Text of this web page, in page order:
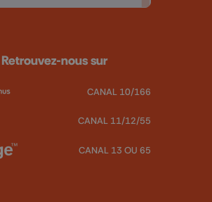
Retrouvez-nous sur
CANAL 10/166
CANAL 11/12/55
CANAL 13 OU 65